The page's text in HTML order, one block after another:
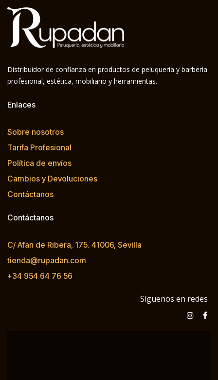
Distribuidor de confianza en productos de peluquería y barbería
profesional, estética, mobiliario y herramientas.
Enlaces
Sobre nosotros
Tarifa Profesional
Política de envíos
Cambios y Devoluciones
Contáctanos
Contáctanos
C/ Afan de Ribera, 175. 41006, Sevilla
tienda@rupadan.com
+34 954 64 76 56
Síguenos en redes